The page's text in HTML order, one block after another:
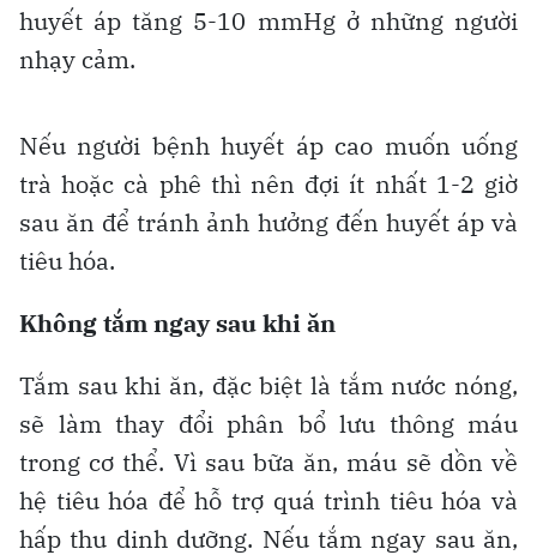
huyết áp tăng 5-10 mmHg ở những người
nhạy cảm.
Nếu người bệnh huyết áp cao muốn uống
trà hoặc cà phê thì nên đợi ít nhất 1-2 giờ
sau ăn để tránh ảnh hưởng đến huyết áp và
tiêu hóa.
Không tắm ngay sau khi ăn
Tắm sau khi ăn, đặc biệt là tắm nước nóng,
sẽ làm thay đổi phân bổ lưu thông máu
trong cơ thể. Vì sau bữa ăn, máu sẽ dồn về
hệ tiêu hóa để hỗ trợ quá trình tiêu hóa và
hấp thu dinh dưỡng. Nếu tắm ngay sau ăn,